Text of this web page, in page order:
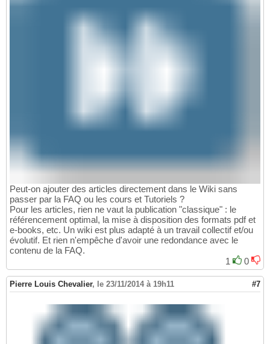
Peut-on ajouter des articles directement dans le Wiki sans
passer par la FAQ ou les cours et Tutoriels ?
Pour les articles, rien ne vaut la publication "classique" : le
référencement optimal, la mise à disposition des formats pdf et
e-books, etc. Un wiki est plus adapté à un travail collectif et/ou
évolutif. Et rien n'empêche d'avoir une redondance avec le
contenu de la FAQ.
1
0
Pierre Louis Chevalier, le 23/11/2014 à 19h11 #7